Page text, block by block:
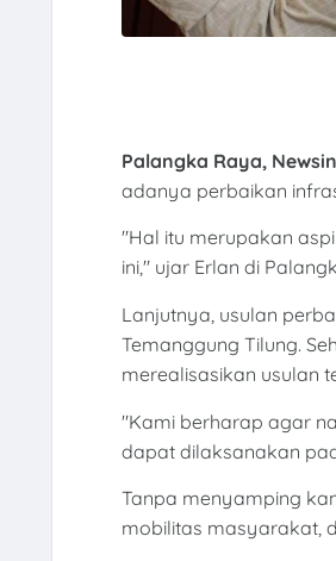
Palangka Raya,
adanya perbaikan
"Hal itu merupakan
ini," ujar Erlan di
Lanjutnya, usulan
Temanggung Tilung.
merealisasikan usulan
"Kami berharap agar
dapat dilaksanakan
Tanpa menyamping
mobilitas masyarakat,